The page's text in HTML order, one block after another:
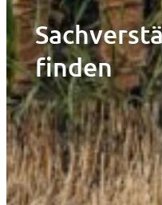
finden